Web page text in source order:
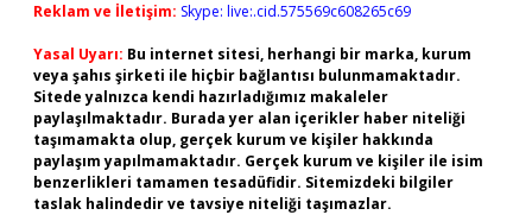
Reklam ve İletişim: Skype: live:.cid.575569c608265c69
Yasal Uyarı: Bu internet sitesi, herhangi bir marka, kurum
veya şahıs şirketi ile hiçbir bağlantısı bulunmamaktadır.
Sitede yalnızca kendi hazırladığımız makaleler
paylaşılmaktadır. Burada yer alan içerikler haber niteliği
taşımamakta olup, gerçek kurum ve kişiler hakkında
paylaşım yapılmamaktadır. Gerçek kurum ve kişiler ile isim
benzerlikleri tamamen tesadüfidir. Sitemizdeki bilgiler
taslak halindedir ve tavsiye niteliği taşımazlar.